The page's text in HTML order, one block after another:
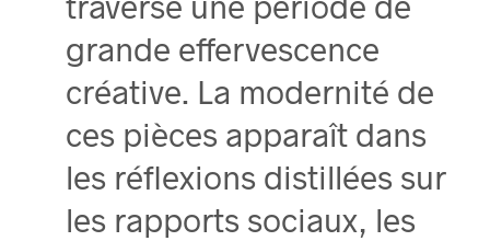
grande effervescence
créative. La modernité de
ces pièces apparaît dans
les réflexions distillées sur
les rapports sociaux, les